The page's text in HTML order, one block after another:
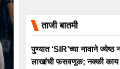
ताजी बातमी
पुण्यात ‘SIR’च्या नावाने ज्येष्ठ
लाखांची फसवणूक; नक्की